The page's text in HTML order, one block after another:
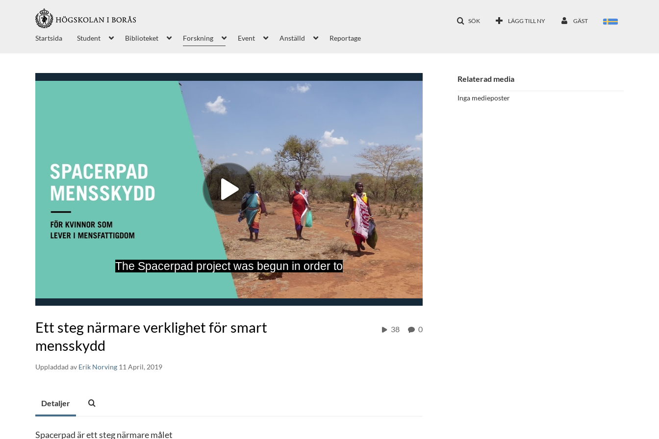
SÖK LÄGG TILL NY GÄST
Startsida Student Biblioteket Forskning Event Anställd Reportage
The Spacerpad project was begun in order to
Ett steg närmare verklighet för smart
mensskydd
Uppladdad av Erik Norving 11 April, 2019
38 0
Relaterad media
Inga medieposter
Detaljer
Spacerpad är ett steg närmare målet